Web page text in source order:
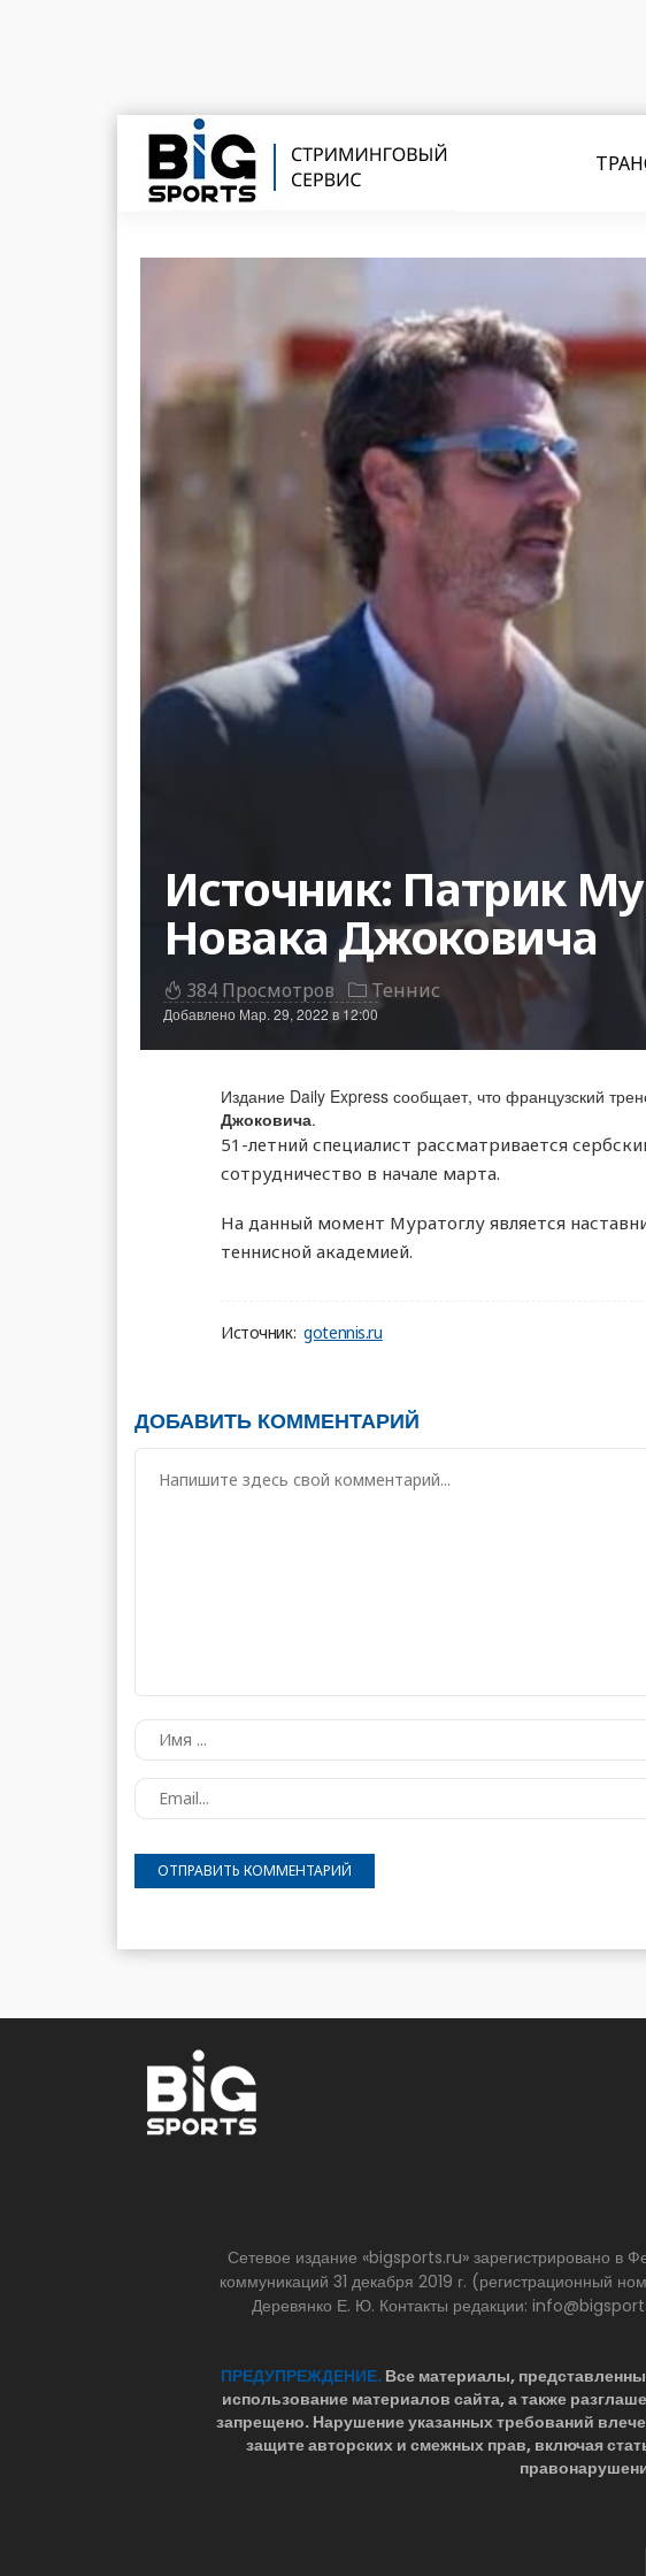
Источник: Патрик
Новака Джоковича
384 Просмотров Теннис
Добавлено Мар. 29, 2022 в 12:00
Издание Daily Express сообщает, что французский
Джоковича.
51-летний специалист рассматривается
сотрудничество в начале марта.
На данный момент Муратоглу является
теннисной академией.
Источник: gotennis.ru
ДОБАВИТЬ КОММЕНТАРИЙ
Сетевое издание «bigsports.ru» зарегистрировано в
коммуникаций 31 декабря 2019 г.
Деревянко Е. Ю. Контакты редакции:
ПРЕДУПРЕЖДЕНИЕ.Все материалы,
использование материалов сайта, а также
запрещено. Нарушение указанных требований
защите авторских и смежных прав, включая